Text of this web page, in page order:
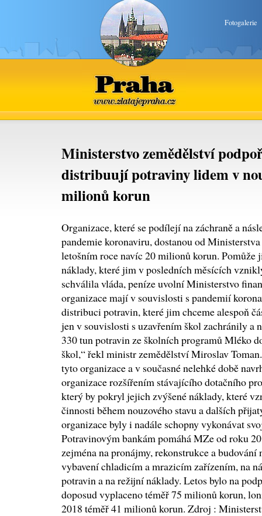
Fotogalerie
Praha
www.zlatajepraha.cz
Ministerstvo zemědělství
distribuují potraviny lidem v
milionů korun
Organizace, které se podílejí na záchraně a
pandemie koronaviru, dostanou od
letošním roce navíc 20 milionů korun.
náklady, které jim v posledních měsících
schválila vláda, peníze uvolní Ministerstvo
organizace mají v souvislosti s pandemií
distribuci potravin, které jim chceme alespoň
jen v souvislosti s uzavřením škol zachránily a
330 tun potravin ze školních programů Mléko
škol,“ řekl ministr zemědělství Miroslav
tyto organizace a v současné nelehké době
organizace rozšířením stávajícího dotačního
který by pokryl jejich zvýšené náklady, které
činnosti během nouzového stavu a dalších
organizace byly i nadále schopny vykonávat
Potravinovým bankám pomáhá MZe od roku
zejména na pronájmy, rekonstrukce a
vybavení chladicím a mrazicím zařízením, na
potravin a na režijní náklady. Letos bylo na
doposud vyplaceno téměř 75 milionů korun,
2018 téměř 41 milionů korun. Zdroj :